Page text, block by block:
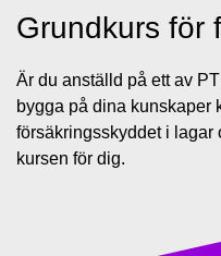
Grundkurs för
Är du anställd på ett av
bygga på dina kunskaper
försäkringsskyddet i lagar
kursen för dig.